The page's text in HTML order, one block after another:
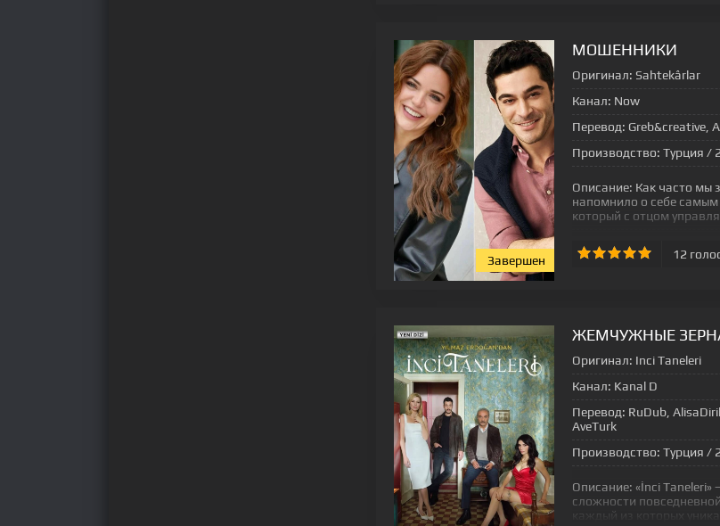
Завершен
МОШЕННИКИ
Оригинал: Sahtekârlar
Канал: Now
Перевод: Greb&creative,
Производство: Турция /
Описание: Как часто мы
напомнило о себе
который с отцом
12
ЖЕМЧУЖНЫЕ
Оригинал: Inci Taneleri
Канал: Kanal D
Перевод: RuDub,
AveTurk
Производство: Турция /
Описание: «İnci Taneleri»
сложности
каждый из которых